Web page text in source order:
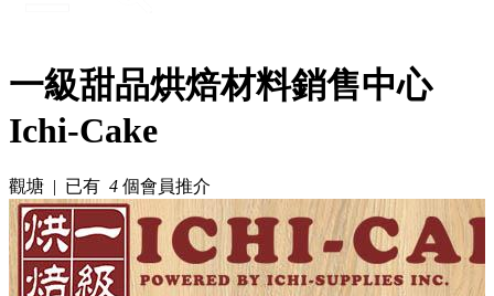
一級甜品烘焙材料銷售中心
Ichi-Cake
觀塘 | 已有 4 個會員推介